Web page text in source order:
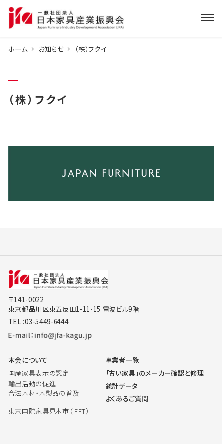
ホーム お知らせ （株）フクイ
（株）フクイ
〒141-0022
東京都品川区東五反田1-11-15 電波ビル9階
TEL：03-5449-6444
本会について
国産家具表示の認定
輸出活動の促進
合法木材・木製品の普及
東京国際家具見本市（IFFT）
事業者一覧
「古い家具」のメーカー確認と修理
統計データ
よくあるご質問